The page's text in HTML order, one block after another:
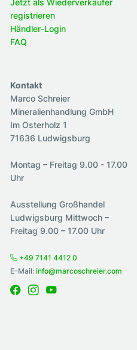
registrieren
Händler-Login
FAQ
Kontakt
Marco Schreier
Mineralienhandlung GmbH
Im Osterholz 1
71636 Ludwigsburg
Montag – Freitag 9.00 - 17.00
Uhr
Ausstellung Großhandel
Ludwigsburg Mittwoch –
Freitag 9.00 – 17.00 Uhr
+49 7141 4412 0
E-Mail: info@marcoschreier.com